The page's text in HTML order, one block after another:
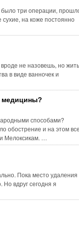
было три операции,
на коже постоянно
не назовешь, но жить
в виде ванночек и
медицины?
способами?
обострение и на этом все
Мелоксикам. …
Пока место удаления
вдруг сегодня я